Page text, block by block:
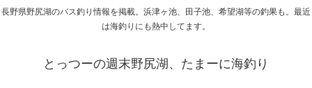
長野県野尻湖のバス釣り情報を掲載。浜津ヶ池、田子池、希望湖等の釣果も。最近
は海釣りにも熱中してます。
とっつーの週末野尻湖、たまーに海釣り